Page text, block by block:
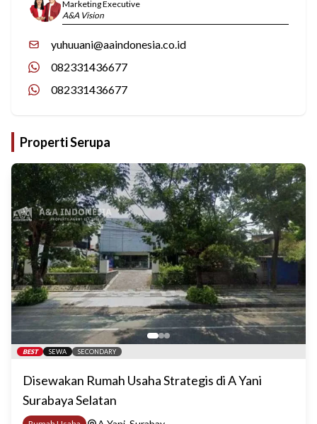
Marketing Executive
A&A Vision
yuhuuani@aaindonesia.co.id
082331436677
082331436677
Properti Serupa
BEST SEWA SECONDARY
Disewakan Rumah Usaha Strategis di A Yani
Surabaya Selatan